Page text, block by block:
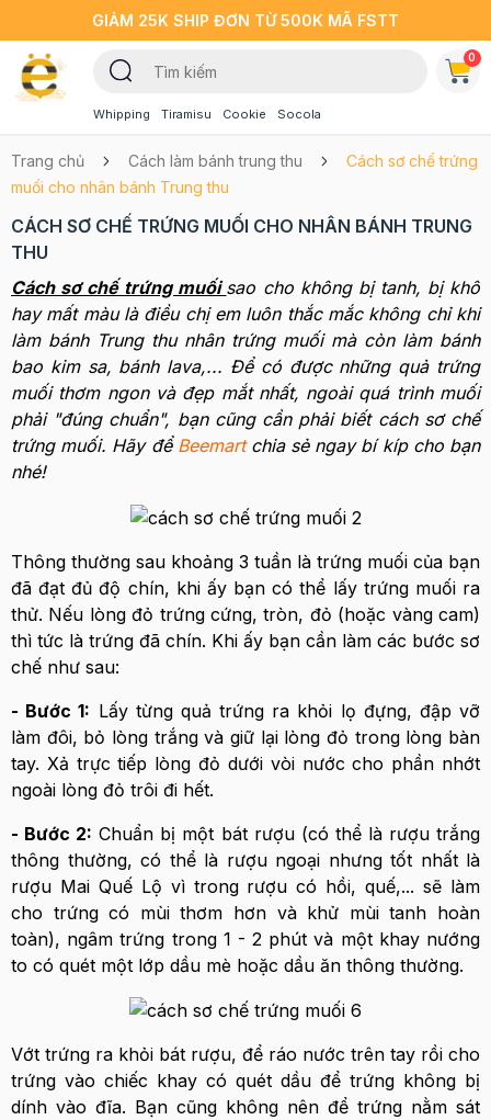
GIẢM 25K SHIP ĐƠN TỪ 500K MÃ FSTT
Whipping Tiramisu Cookie Socola
0
Trang chủ Cách làm bánh trung thu
Cách sơ chế trứng
muối cho nhân bánh Trung thu
CÁCH SƠ CHẾ TRỨNG MUỐI CHO NHÂN BÁNH TRUNG
THU
Cách sơ chế trứng muốisao cho không bị tanh, bị khô
hay mất màu là điều chị em luôn thắc mắc không chỉ khi
làm bánh Trung thu nhân trứng muối mà còn làm bánh
bao kim sa, bánh lava,... Để có được những quả trứng
muối thơm ngon và đẹp mắt nhất, ngoài quá trình muối
phải "đúng chuẩn", bạn cũng cần phải biết cách sơ chế
trứng muối. Hãy để Beemart chia sẻ ngay bí kíp cho bạn
nhé!
Thông thường sau khoảng 3 tuần là trứng muối của bạn
đã đạt đủ độ chín, khi ấy bạn có thể lấy trứng muối ra
thử. Nếu lòng đỏ trứng cứng, tròn, đỏ (hoặc vàng cam)
thì tức là trứng đã chín. Khi ấy bạn cần làm các bước sơ
chế như sau:
- Bước 1: Lấy từng quả trứng ra khỏi lọ đựng, đập vỡ
làm đôi, bỏ lòng trắng và giữ lại lòng đỏ trong lòng bàn
tay. Xả trực tiếp lòng đỏ dưới vòi nước cho phần nhớt
ngoài lòng đỏ trôi đi hết.
- Bước 2: Chuẩn bị một bát rượu (có thể là rượu trắng
thông thường, có thể là rượu ngoại nhưng tốt nhất là
rượu Mai Quế Lộ vì trong rượu có hồi, quế,... sẽ làm
cho trứng có mùi thơm hơn và khử mùi tanh hoàn
toàn), ngâm trứng trong 1 - 2 phút và một khay nướng
to có quét một lớp dầu mè hoặc dầu ăn thông thường.
Vớt trứng ra khỏi bát rượu, để ráo nước trên tay rồi cho
trứng vào chiếc khay có quét dầu để trứng không bị
dính vào đĩa. Bạn cũng không nên để trứng nằm sát